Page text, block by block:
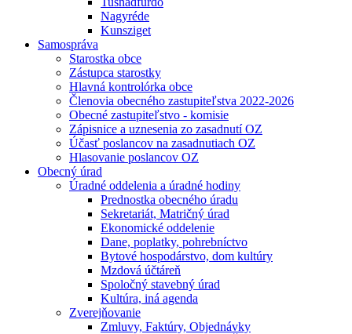
Nagyréde
Kunsziget
Samospráva
Starostka obce
Zástupca starostky
Hlavná kontrolórka obce
Členovia obecného zastupiteľstva 2022-2026
Obecné zastupiteľstvo - komisie
Zápisnice a uznesenia zo zasadnutí OZ
Účasť poslancov na zasadnutiach OZ
Hlasovanie poslancov OZ
Obecný úrad
Úradné oddelenia a úradné hodiny
Prednostka obecného úradu
Sekretariát, Matričný úrad
Ekonomické oddelenie
Dane, poplatky, pohrebníctvo
Bytové hospodárstvo, dom kultúry
Mzdová účtáreň
Spoločný stavebný úrad
Kultúra, iná agenda
Zverejňovanie
Zmluvy, Faktúry, Objednávky